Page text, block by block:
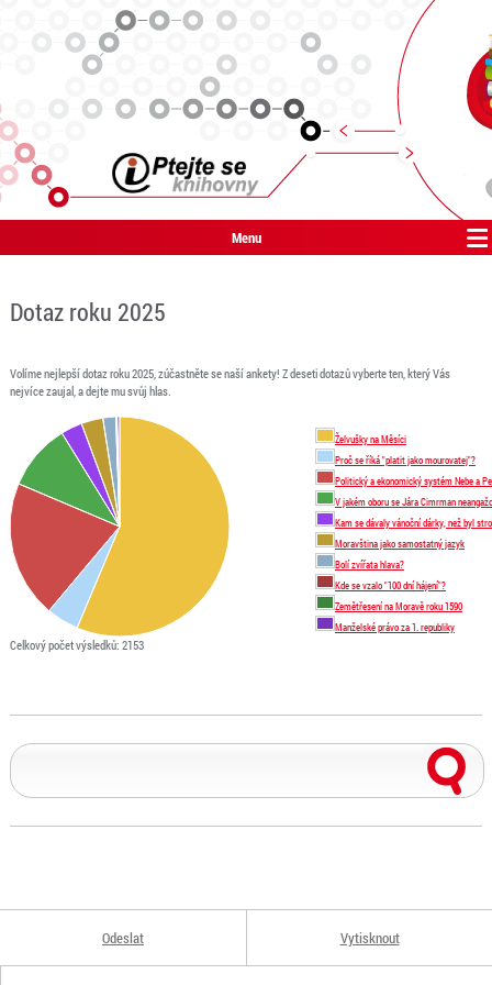
Menu
Dotaz roku 2025
Volíme nejlepší dotaz roku 2025, zúčastněte se naší ankety! Z deseti dotazů vyberte ten, který Vás
nejvíce zaujal, a dejte mu svůj hlas.
Želvušky na Měsíci
Proč se říká "platit jako mourovatej"?
Politický a ekonomický systém Nebe a
V jakém oboru se Jára Cimrman
Kam se dávaly vánoční dárky, než byl
Moravština jako samostatný jazyk
Bolí zvířata hlava?
Kde se vzalo "100 dní hájení"?
Zemětřesení na Moravě roku 1590
Manželské právo za 1. republiky
Celkový počet výsledků: 2153
Odeslat Vytisknout